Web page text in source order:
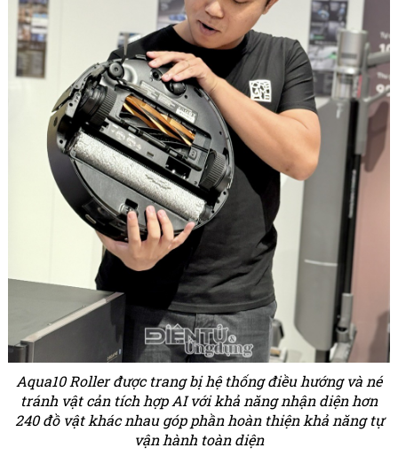
Aqua10 Roller được trang bị hệ thống điều hướng và né
tránh vật cản tích hợp AI với khả năng nhận diện hơn
240 đồ vật khác nhau góp phần hoàn thiện khả năng tự
vận hành toàn diện